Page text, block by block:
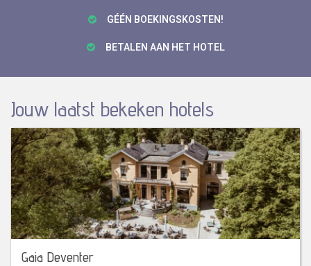
GÉÉN BOEKINGSKOSTEN!
BETALEN AAN HET HOTEL
Jouw laatst bekeken hotels
Gaia Deventer